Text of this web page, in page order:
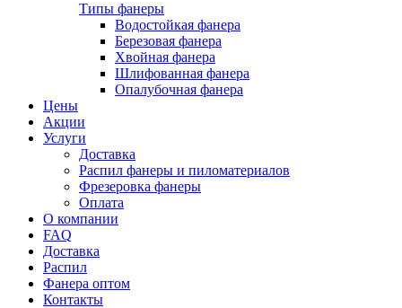
Типы фанеры
Водостойкая фанера
Березовая фанера
Хвойная фанера
Шлифованная фанера
Опалубочная фанера
Цены
Акции
Услуги
Доставка
Распил фанеры и пиломатериалов
Фрезеровка фанеры
Оплата
О компании
FAQ
Доставка
Распил
Фанера оптом
Контакты